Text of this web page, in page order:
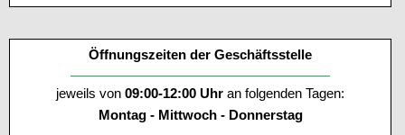
Öffnungszeiten der Geschäftsstelle
jeweils von 09:00-12:00 Uhr an folgenden Tagen:
Montag - Mittwoch - Donnerstag